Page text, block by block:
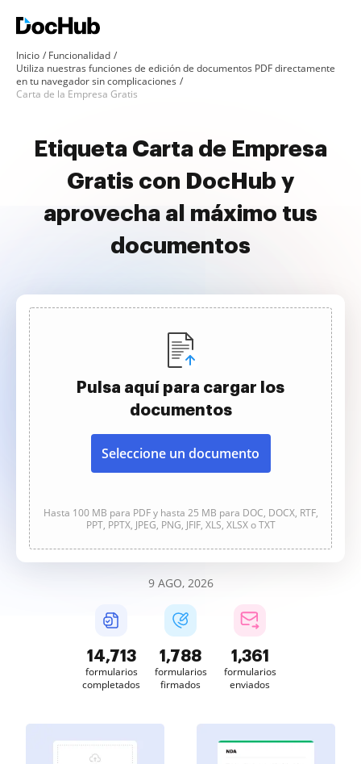
Inicio
Funcionalidad
Utiliza nuestras funciones de edición de documentos PDF directamente
en tu navegador sin complicaciones
Carta de la Empresa Gratis
Etiqueta Carta de Empresa
Gratis con DocHub y
aprovecha al máximo tus
documentos
Pulsa aquí para cargar los
documentos
Seleccione un documento
Hasta 100 MB para PDF y hasta 25 MB para DOC, DOCX, RTF,
PPT, PPTX, JPEG, PNG, JFIF, XLS, XLSX o TXT
9 AGO, 2026
14,713
formularios
completados
1,788
formularios
firmados
1,361
formularios
enviados